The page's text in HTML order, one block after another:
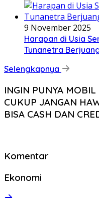
9 November 2025
Harapan di Usia
Tunanetra
Selengkapnya
INGIN PUNYA
CUKUP JANGAN
BISA CASH DAN
Komentar
Ekonomi